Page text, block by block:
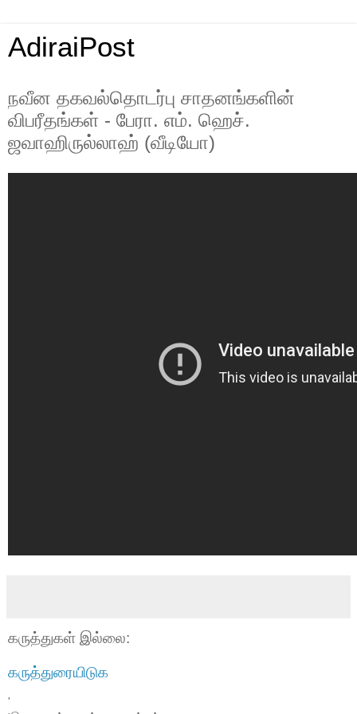
AdiraiPost
நவீன தகவல்தொடர்பு சாதனங்களின்
விபரீதங்கள் - பேரா. எம். ஹெச்.
ஜவாஹிருல்லாஹ் (வீடியோ)
கருத்துகள் இல்லை:
கருத்துரையிடுக
'